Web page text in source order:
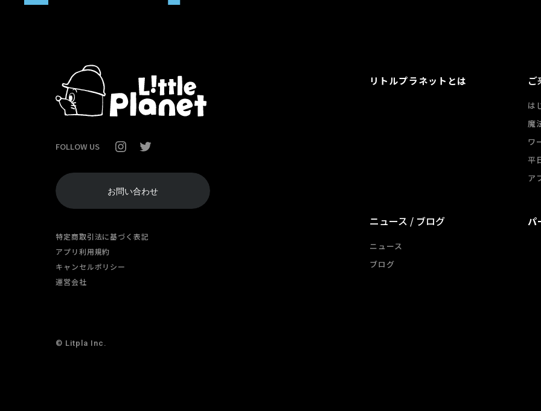
FOLLOW US
お問い合わせ
特定商取引法に基づく表記
アプリ利用規約
キャンセルポリシー
運営会社
© Litpla Inc.
リトルプラネットとは ご
は
魔
ワ
平
ア
ニュース / ブログ
ニュース
ブログ
パ